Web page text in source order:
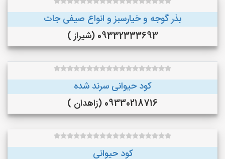
بذر گوجه و خیارسبز و انواع صیفی جات
09332333693 (شیراز )
کود حیوانی سرند شده
09330218716 (زاهدان )
کود حیوانی